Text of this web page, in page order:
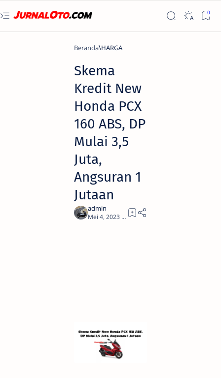
Beranda HARGA
Skema
Kredit New
Honda PCX
160 ABS, DP
Mulai 3,5
Juta,
Angsuran 1
Jutaan
1